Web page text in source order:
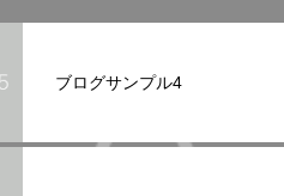
ブログサンプル4